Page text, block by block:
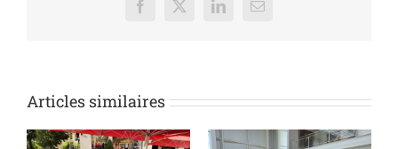
Facebook
X LinkedInEmail
Articles similaires